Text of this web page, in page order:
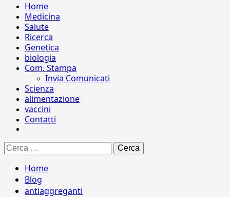
Home
Medicina
Salute
Ricerca
Genetica
biologia
Com. Stampa
Invia Comunicati
Scienza
alimentazione
vaccini
Contatti
Ricerca
per:
Home
Blog
antiaggreganti